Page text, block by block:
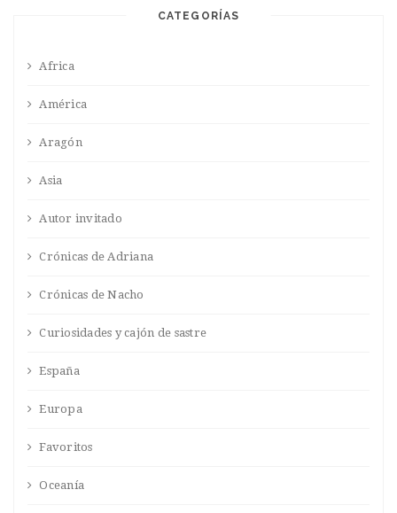
CATEGORÍAS
Africa
América
Aragón
Asia
Autor invitado
Crónicas de Adriana
Crónicas de Nacho
Curiosidades y cajón de sastre
España
Europa
Favoritos
Oceanía